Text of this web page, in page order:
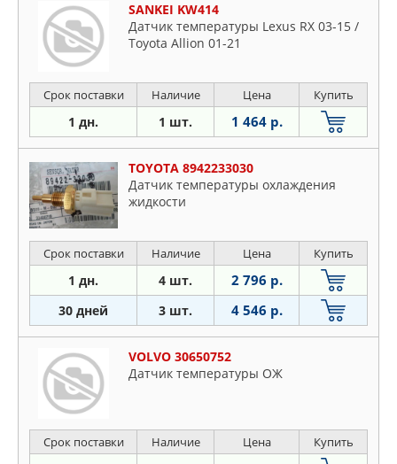
SANKEI KW414
Датчик температуры Lexus RX 03-15 /
Toyota Allion 01-21
Срок поставки Наличие Цена Купить
1 дн. 1 шт. 1 464 р.
TOYOTA 8942233030
Датчик температуры охлаждения
жидкости
Срок поставки Наличие Цена Купить
1 дн. 4 шт. 2 796 р.
30 дней 3 шт. 4 546 р.
VOLVO 30650752
Датчик температуры ОЖ
Срок поставки Наличие Цена Купить